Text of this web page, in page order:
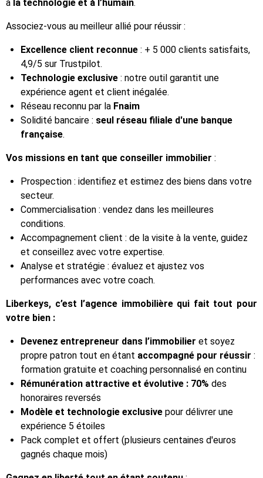
à la technologie et à l’humain.
Associez-vous au meilleur allié pour réussir :
Excellence client reconnue : + 5 000 clients satisfaits,
4,9/5 sur Trustpilot.
Technologie exclusive : notre outil garantit une
expérience agent et client inégalée.
Réseau reconnu par la Fnaim
Solidité bancaire : seul réseau filiale d'une banque
française.
Vos missions en tant que conseiller immobilier :
Prospection : identifiez et estimez des biens dans votre
secteur.
Commercialisation : vendez dans les meilleures
conditions.
Accompagnement client : de la visite à la vente, guidez
et conseillez avec votre expertise.
Analyse et stratégie : évaluez et ajustez vos
performances avec votre coach.
Liberkeys, c’est l’agence immobilière qui fait tout pour
votre bien :
Devenez entrepreneur dans l’immobilier et soyez
propre patron tout en étant accompagné pour réussir :
formation gratuite et coaching personnalisé en continu
Rémunération attractive et évolutive : 70% des
honoraires reversés
Modèle et technologie exclusive pour délivrer une
expérience 5 étoiles
Pack complet et offert (plusieurs centaines d'euros
gagnés chaque mois)